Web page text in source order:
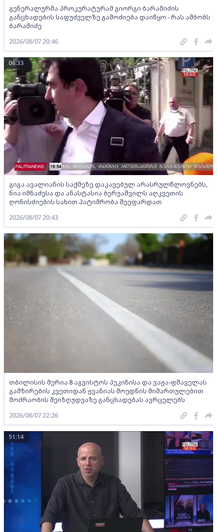
გენერალურმა პროკურატურამ გიორგი ბარამიძის
განცხადების საფუძველზე გამოძიება დაიწყო - რას ამბობს
ბარამიძე
2026/08/07 20:46
გიგა ავალიანის საქმეზე დაკავებულ არასრულწლოვნებს,
ნია იმნაძესა და ანასტასია ბერუაშვილს აღკვეთის
ღონისძიების სახით პატიმრობა შეეფარდათ
06:33
2026/08/07 20:43
თბილისის მერია 8 აგვისტოს პეკინისა და ვაჟა-ფშაველას
გამზირების კვეთიდან ჟვანიას მოედნის მიმართულებით
მოძრაობის შეიზღუდვაზე განცხადებას ავრცელებს
2026/08/07 22:26
51:14